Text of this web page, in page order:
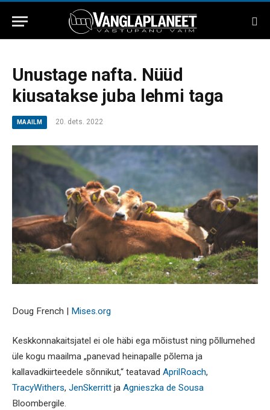
Unustage nafta. Nüüd
kiusatakse juba lehmi taga
MAAILM 20. dets. 2022
Doug French | Mises.org
Keskkonnakaitsjatel ei ole häbi ega mõistust ning põllumehed
üle kogu maailma „panevad heinapalle põlema ja
kallavadkiirteedele sõnnikut,“ teatavad AprilRoach,
TracyWithers, JenSkerritt ja Agnieszka de Sousa
Bloombergile.